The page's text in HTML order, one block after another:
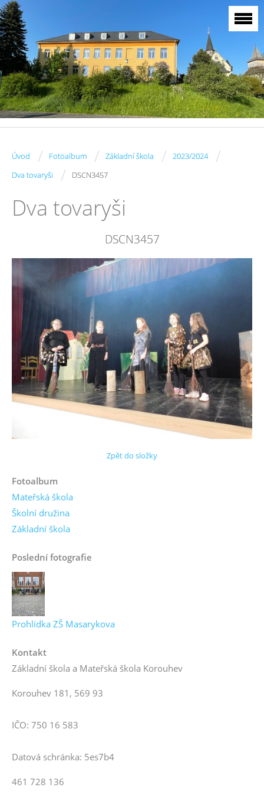
Úvod / Fotoalbum / Základní škola / 2023/2024 /
Dva tovaryši / DSCN3457
Dva tovaryši
DSCN3457
Zpět do složky
Fotoalbum
Mateřská škola
Školní družina
Základní škola
Poslední fotografie
Prohlídka ZŠ Masarykova
Kontakt
Základní škola a Mateřská škola Korouhev
Korouhev 181, 569 93
IČO: 750 16 583
Datová schránka: 5es7b4
461 728 136